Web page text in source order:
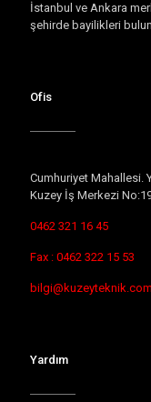
İstanbul ve Ankara
şehirde bayilikleri
Ofis
Cumhuriyet Mahallesi.
Kuzey İş Merkezi
0462 321 16 45
Fax : 0462 322 15 53
Yardım